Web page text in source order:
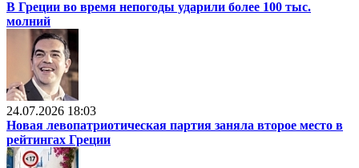
В Греции во время непогоды ударили более 100 тыс.
молний
24.07.2026 18:03
Новая левопатриотическая партия заняла второе место в
рейтингах Греции